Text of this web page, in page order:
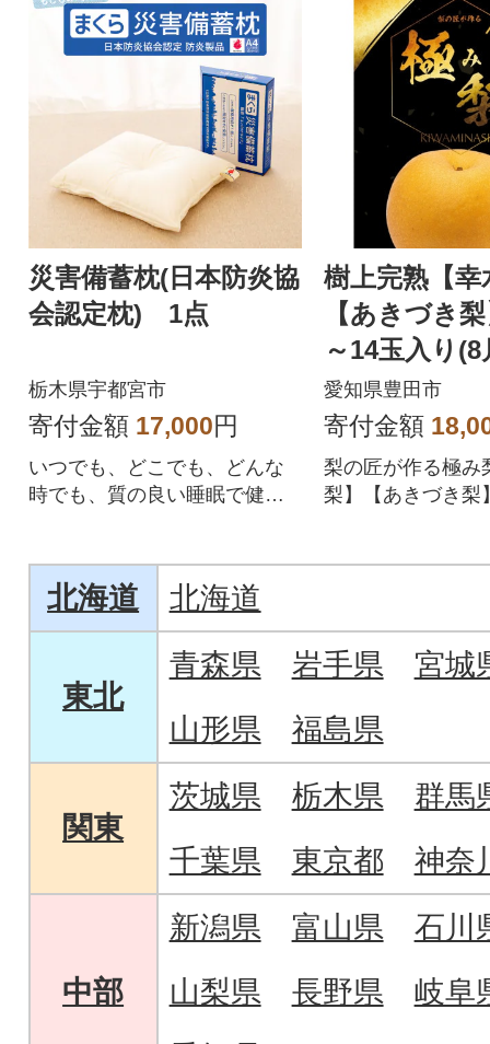
災害備蓄枕(日本防炎協
会認定枕) 1点
栃木県宇都宮市
寄付金額 17,000円
いつでも、どこでも、どんな
時でも、質の良い睡眠で健康
樹上完熟【幸
【あきづき
～14玉入り
り順次発送)
愛知県豊田市
寄付金額
梨の匠が作る極み
梨】【あきづき梨
北海道 北海道
東北
青森県 岩手県
宮城
山形県
福島県
関東
茨城県 栃木県
群馬
千葉県
東京都 神奈
中部
新潟県 富山県
石川
山梨県
長野県
岐阜